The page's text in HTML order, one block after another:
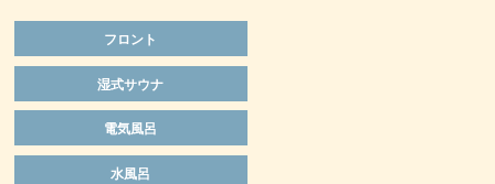
フロント
湿式サウナ
電気風呂
水風呂